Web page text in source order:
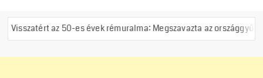
es évek rémuralma: Megszavazta az országgyűlés a tiszás ÁVH